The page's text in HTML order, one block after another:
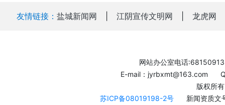
友情链接： 盐城新闻网 江阴宣传文明网 龙虎网
网站办公室电话:68150913
E-mail：jyrbxmt@163.com
版权所
苏ICP备08019198-2号
新闻资质